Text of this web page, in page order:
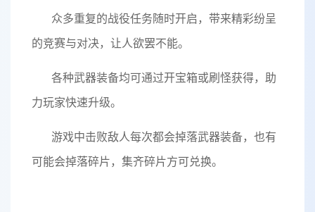
众多重复的战役任务随时开启，带来精彩纷呈
的竞赛与对决，让人欲罢不能。
各种武器装备均可通过开宝箱或刷怪获得，助
力玩家快速升级。
游戏中击败敌人每次都会掉落武器装备，也有
可能会掉落碎片，集齐碎片方可兑换。